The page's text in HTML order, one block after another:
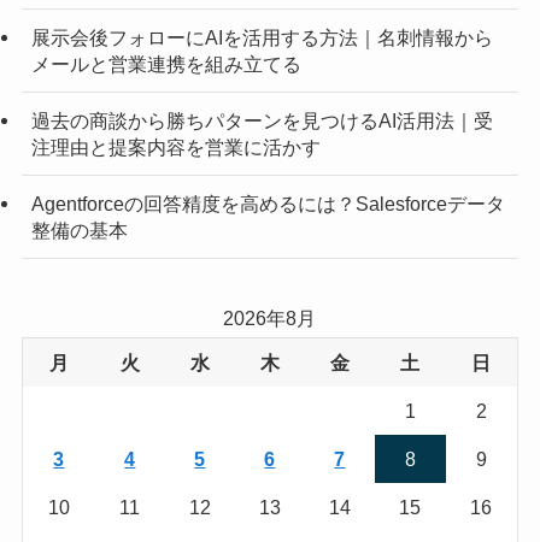
展示会後フォローにAIを活用する方法｜名刺情報から
メールと営業連携を組み立てる
過去の商談から勝ちパターンを見つけるAI活用法｜受
注理由と提案内容を営業に活かす
Agentforceの回答精度を高めるには？Salesforceデータ
整備の基本
2026年8月
月 火 水 木 金 土 日
1 2
3 4 5 6 7 8 9
10 11 12 13 14 15 16